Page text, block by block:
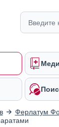
Ферлатум